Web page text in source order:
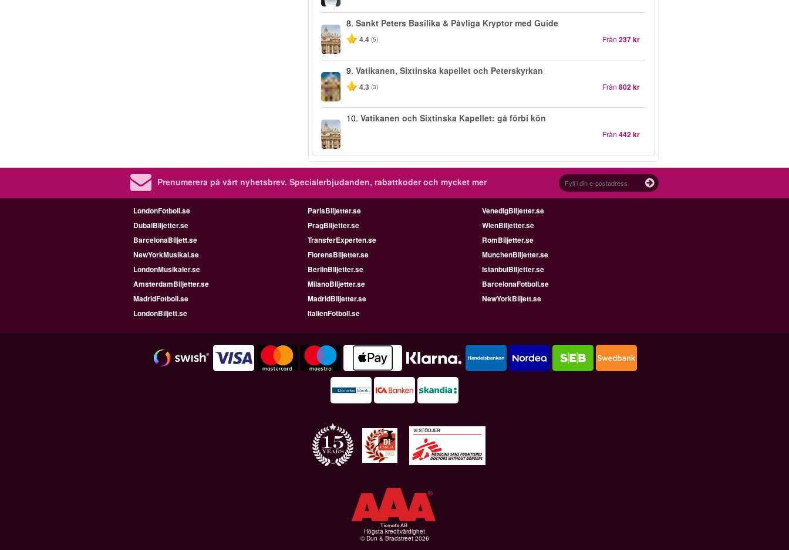
8.Sankt Peters Basilika & Påvliga Kryptor med Guide
4.4 (5) Från 237 kr
9.Vatikanen, Sixtinska kapellet och Peterskyrkan
4.3 (3) Från 802 kr
10.Vatikanen och Sixtinska Kapellet: gå förbi kön
Från 442 kr
Prenumerera på vårt nyhetsbrev. Specialerbjudanden, rabattkoder och mycket mer
LondonFotboll.se ParisBiljetter.se
VenedigBiljetter.se
DubaiBiljetter.se
PragBiljetter.se
WienBiljetter.se
BarcelonaBiljett.se
TransferExperten.se
RomBiljetter.se
NewYorkMusikal.se
FlorensBiljetter.se
MunchenBiljetter.se
LondonMusikaler.se
BerlinBiljetter.se
IstanbulBiljetter.se
AmsterdamBiljetter.se
MilanoBiljetter.se
BarcelonaFotboll.se
MadridFotboll.se
MadridBiljetter.se
NewYorkBiljett.se
LondonBiljett.se
ItalienFotboll.se
VI STÖDJER
Högsta kreditvärdighet
© Dun & Bradstreet 2026